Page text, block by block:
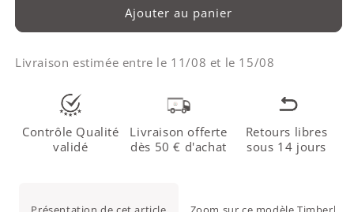
Ajouter au panier
Livraison estimée entre le 11/08 et le 15/08
Contrôle Qualité
validé
Livraison offerte
dès 50 € d'achat
Retours libres
sous 14 jours